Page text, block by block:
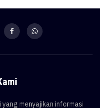
menyajikan informasi